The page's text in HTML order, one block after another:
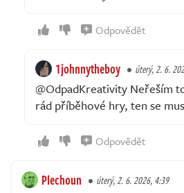
Odpovědět
1johnnytheboy úterý, 2. 6.
@OdpadKreativity Neřeším
rád příběhové hry, ten se
Odpovědět
Plechoun úterý, 2. 6. 2026, 4:39